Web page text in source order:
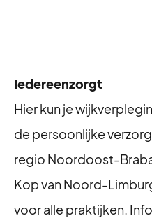
Iedereenzorgt
Hier kun je
de persoonlijke
regio Noordoost-
Kop van Noord-
voor alle praktijken.